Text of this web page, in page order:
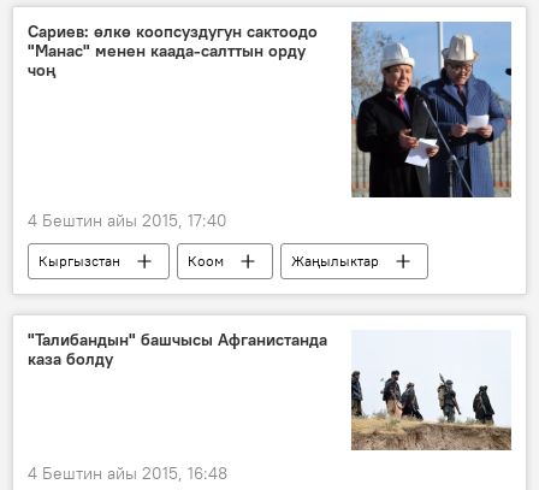
номер
Сариев: өлкө коопсуздугун сактоодо
"Манас" менен каада-салттын орду
чоң
4 Бештин айы 2015, 17:40
Кыргызстан Коом
Жаңылыктар
Манас
Темир Сариев
эстелик
манасчы
"Талибандын" башчысы Афганистанда
каза болду
4 Бештин айы 2015, 16:48